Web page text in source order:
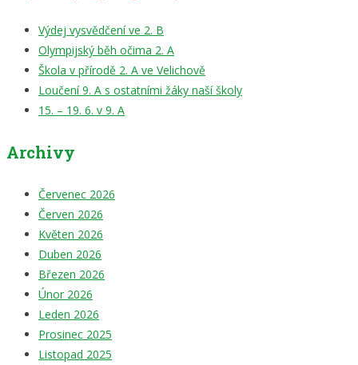
Výdej vysvědčení ve 2. B
Olympijský běh očima 2. A
Škola v přírodě 2. A ve Velichově
Loučení 9. A s ostatními žáky naší školy
15. – 19. 6. v 9. A
Archivy
Červenec 2026
Červen 2026
Květen 2026
Duben 2026
Březen 2026
Únor 2026
Leden 2026
Prosinec 2025
Listopad 2025